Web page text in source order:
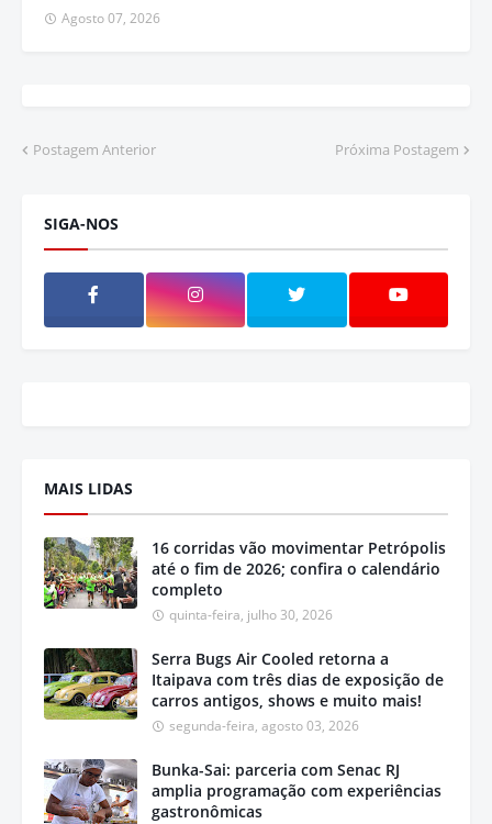
Agosto 07, 2026
Postagem Anterior Próxima Postagem
SIGA-NOS
MAIS LIDAS
16 corridas vão movimentar Petrópolis
até o fim de 2026; confira o calendário
completo
quinta-feira, julho 30, 2026
Serra Bugs Air Cooled retorna a
Itaipava com três dias de exposição de
carros antigos, shows e muito mais!
segunda-feira, agosto 03, 2026
Bunka-Sai: parceria com Senac RJ
amplia programação com experiências
gastronômicas